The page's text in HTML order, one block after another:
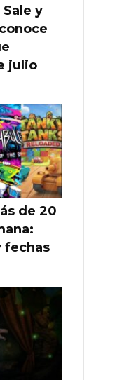
y
julio
de 20
fechas